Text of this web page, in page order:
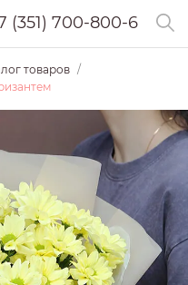
(351) 700-800-6
товаров